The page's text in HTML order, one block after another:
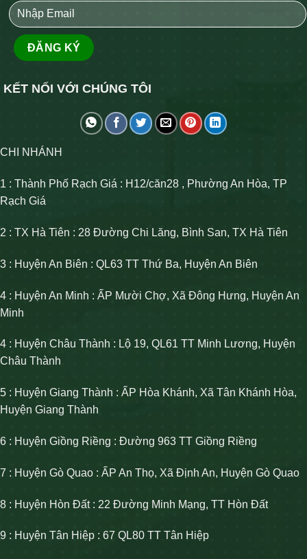
KẾT NỐI VỚI CHÚNG TÔI
CHI NHÁNH
1 : Thành Phố Rạch Giá : H12/căn28 , Phường An Hòa, TP
Rạch Giá
2 : TX Hà Tiên : 28 Đường Chi Lăng, Bình San, TX Hà Tiên
3 : Huyện An Biên : QL63 TT Thứ Ba, Huyện An Biên
4 : Huyện An Minh : ẤP Mười Chợ, Xã Đông Hưng, Huyện An
Minh
4 : Huyện Châu Thành : Lộ 19, QL61 TT Minh Lương, Huyện
Châu Thành
5 : Huyện Giang Thành : ẤP Hòa Khánh, Xã Tân Khánh Hòa,
Huyện Giang Thành
6 : Huyện Giồng Riềng : Đường 963 TT Giồng Riềng
7 : Huyện Gò Quao : ẤP An Thọ, Xã Định An, Huyện Gò Quao
8 : Huyện Hòn Đất : 22 Đường Minh Mạng, TT Hòn Đất
9 : Huyện Tân Hiệp : 67 QL80 TT Tân Hiệp